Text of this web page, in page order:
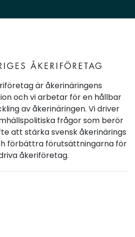
transporter med
i stället transiteras vidare till en
till fri omsättning med
praktiken innebär
kan fortsätta till ett tullager
i stället för att
gränsen.Fördelarna är
stillestånd vid
förbättras.Fordon
mer effektivt. Planera i god
ställer högre krav på
i hela transportkedjan.
transporter som kan beröras,
fungerar och
att använda transit och
det är lämpligt.För företag med
är åkerinäringens
och vi arbetar för en hållbar
av åkerinäringen. Vi driver
frågor som berör
att stärka svensk åkerinärings
förbättra förutsättningarna för
åkeriföretag.